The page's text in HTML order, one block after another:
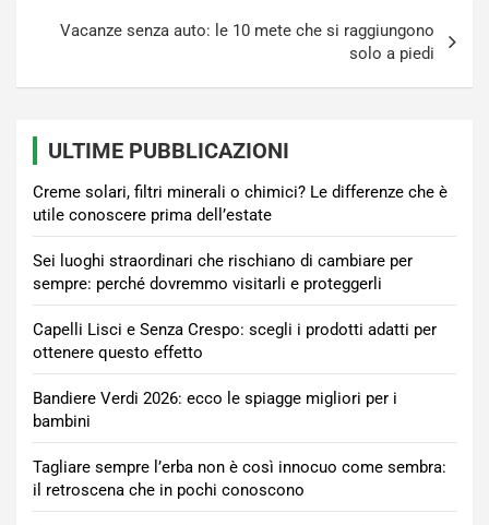
Vacanze senza auto: le 10 mete che si raggiungono
solo a piedi
ULTIME PUBBLICAZIONI
Creme solari, filtri minerali o chimici? Le differenze che è
utile conoscere prima dell’estate
Sei luoghi straordinari che rischiano di cambiare per
sempre: perché dovremmo visitarli e proteggerli
Capelli Lisci e Senza Crespo: scegli i prodotti adatti per
ottenere questo effetto
Bandiere Verdi 2026: ecco le spiagge migliori per i
bambini
Tagliare sempre l’erba non è così innocuo come sembra:
il retroscena che in pochi conoscono